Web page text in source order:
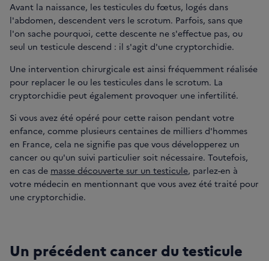
Avant la naissance, les testicules du fœtus, logés dans
l'abdomen, descendent vers le scrotum. Parfois, sans que
l'on sache pourquoi, cette descente ne s'effectue pas, ou
seul un testicule descend : il s'agit d'une cryptorchidie.
Une intervention chirurgicale est ainsi fréquemment réalisée
pour replacer le ou les testicules dans le scrotum. La
cryptorchidie peut également provoquer une infertilité.
Si vous avez été opéré pour cette raison pendant votre
enfance, comme plusieurs centaines de milliers d'hommes
en France, cela ne signifie pas que vous développerez un
cancer ou qu'un suivi particulier soit nécessaire. Toutefois,
en cas de masse découverte sur un testicule, parlez-en à
votre médecin en mentionnant que vous avez été traité pour
une cryptorchidie.
Un précédent cancer du testicule